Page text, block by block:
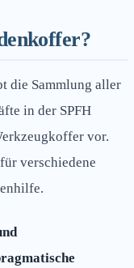
die Sammlung aller
in der SPFH
vor.
verschiedene